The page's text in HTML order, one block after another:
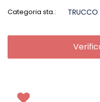
Categoria sta.:
TRUCCO